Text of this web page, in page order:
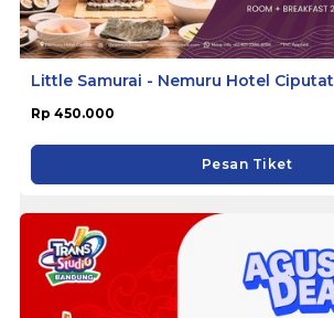
Little Samurai - Nemuru Hotel Ciputat
Rp 450.000
Pesan Tiket